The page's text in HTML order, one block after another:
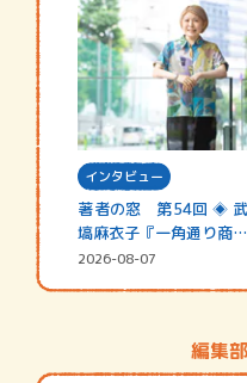
インタビュー
著者の窓 第54回 ◈ 武
塙麻衣子『一角通り商店
街の…
2026-08-07
編集